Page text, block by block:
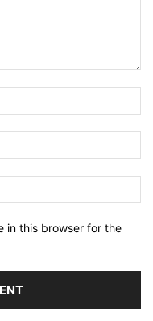
in this browser for the